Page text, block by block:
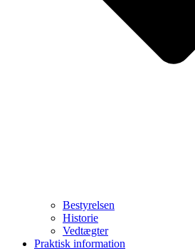
Bestyrelsen
Historie
Vedtægter
Praktisk information